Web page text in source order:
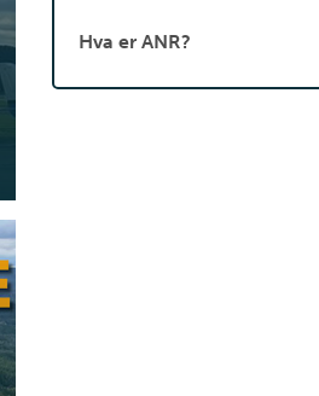
Hva er ANR?